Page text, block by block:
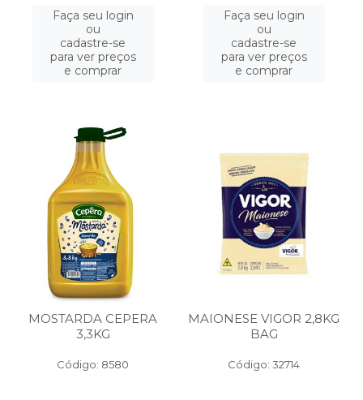
Faça seu login
ou
cadastre-se
para ver preços
e comprar
Faça seu login
ou
cadastre-se
para ver preços
e comprar
MOSTARDA CEPERA
3,3KG
Código: 8580
MAIONESE VIGOR 2,8KG
BAG
Código: 32714